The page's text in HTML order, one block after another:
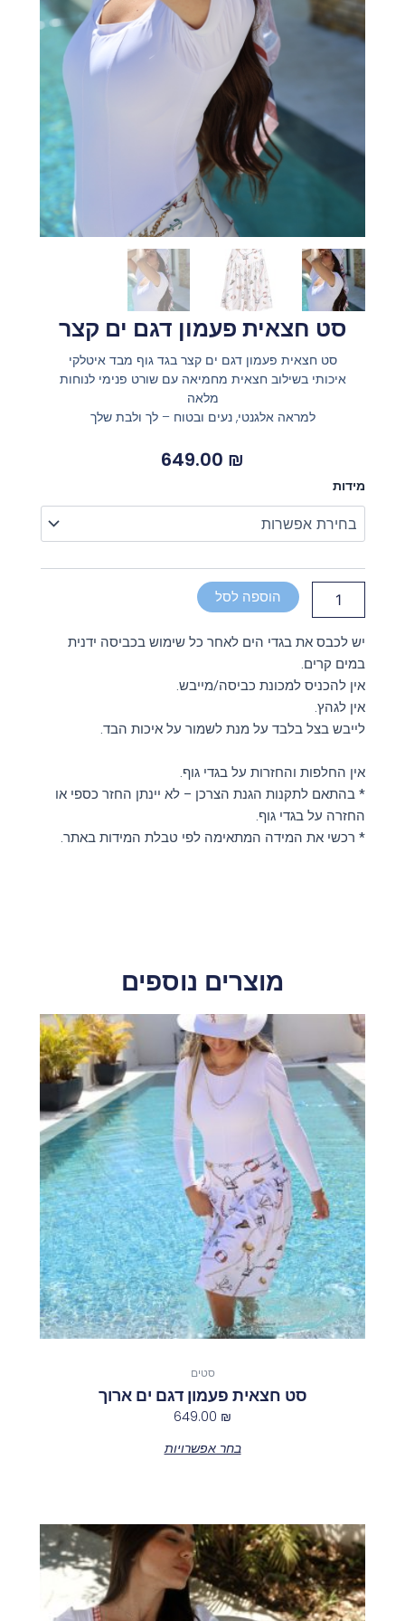
סט חצאית פעמון דגם ים קצר
סט חצאית פעמון דגם ים קצר בגד גוף מבד איטלקי
איכותי בשילוב חצאית מחמיאה עם שורט פנימי לנוחות
מלאה
למראה אלגנטי, נעים ובטוח – לך ולבת שלך
649.00 ₪
מידות
כמות
סט
דגם
הוספה לסל
יש לכבס את בגדי הים לאחר כל שימוש בכביסה ידנית
במים קרים.
אין להכניס למכונת כביסה/מייבש.
אין לגהץ.
לייבש בצל בלבד על מנת לשמור על איכות הבד.
אין החלפות והחזרות על בגדי גוף.
* בהתאם לתקנות הגנת הצרכן – לא יינתן החזר כספי או
החזרה על בגדי גוף.
* רכשי את המידה המתאימה לפי טבלת המידות באתר.
מוצרים נוספים
סטים
סט חצאית פעמון דגם ים ארוך
649.00 ₪
בחר אפשרויות
למוצר
יש
מספר
סוגים.
ניתן
לבחור
את
האפשרויות
בעמוד
המוצר
למוצר
מספר